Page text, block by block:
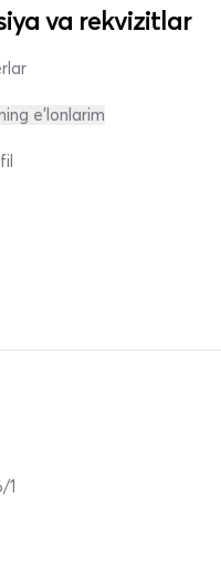
va rekvizitlar
e'lonlarim
1